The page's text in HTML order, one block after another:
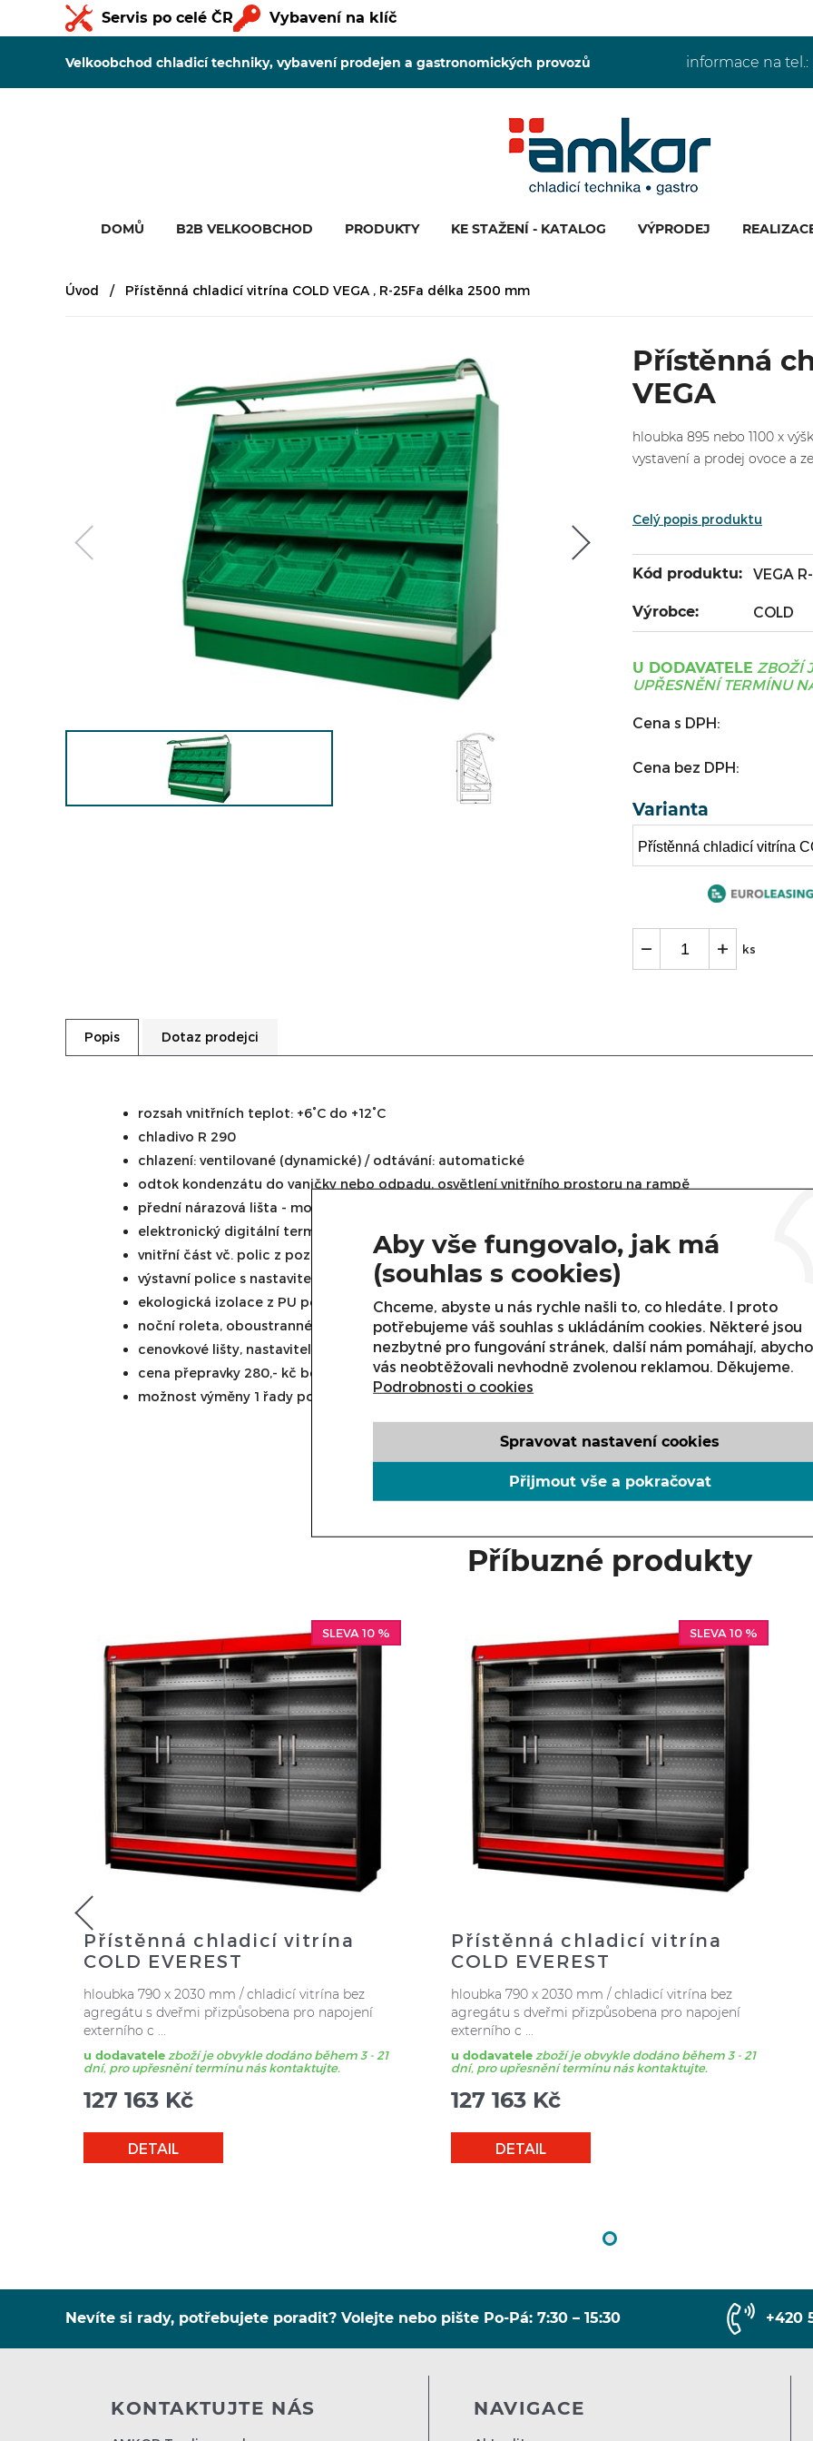
Servis po celé ČR Vybavení na klíč
Velkoobchod chladicí techniky, vybavení prodejen a gastronomických provozů informace na tel.:
DOMŮ B2B VELKOOBCHOD PRODUKTY KE STAŽENÍ - KATALOG VÝPRODEJ
Úvod Přístěnná chladicí vitrína COLD VEGA , R-25Fa délka 2500 mm
Přístěnná
VEGA
hloubka 895 nebo 1100 x
vystavení a prodej ovoce a
Celý popis produktu
Kód produktu: VEGA
Výrobce: COLD
U DODAVATELE ZBOŽÍ
UPŘESNĚNÍ TERMÍNU
Cena s DPH:
Cena bez DPH:
Varianta
ks
Popis Dotaz prodejci
rozsah vnitřních teplot: +6°C do +12°C
chladivo R 290
chlazení: ventilované (dynamické) / odtávání: automatické
odtok kondenzátu do vaničky nebo odpadu, osvětlení vnitřního prostoru na rampě
přední nárazová lišta - možnost výběru barvy (šedá, červená, červená)
elektronický digitální termostat s displejem
vnitřní část vč. polic z pozinkovaného plechu s nástřikem zelenou barvou
výstavní police s nastavitelnou výškou a úhlem zavěšení
ekologická izolace z PU pěny, bočnice plně (izolované)
noční roleta, oboustranné zrcadlo v bočnicích
cenovkové lišty, nastavitelné nožky
cena přepravky 280,- kč bez DPH /1ks
možnost výměny 1 řady polic za zrcadlo 560,- Kč bez DPH / 1bm
Příbuzné produkty
SLEVA 10 %
Přístěnná chladicí vitrína
COLD EVEREST
hloubka 790 x 2030 mm / chladicí vitrína bez
agregátu s dveřmi přizpůsobena pro napojení
externího c ...
u dodavatele zboží je obvykle dodáno během 3 - 21
dní, pro upřesnění termínu nás kontaktujte.
127 163 Kč
DETAIL
SLEVA 10 %
Přístěnná chladicí vitrína
COLD EVEREST
hloubka 790 x 2030 mm / chladicí vitrína bez
agregátu s dveřmi přizpůsobena pro napojení
externího c ...
u dodavatele zboží je obvykle dodáno během 3 - 21
dní, pro upřesnění termínu nás kontaktujte.
127 163 Kč
DETAIL
Nevíte si rady, potřebujete poradit? Volejte nebo pište Po-Pá: 7:30 – 15:30 +420
KONTAKTUJTE NÁS NAVIGACE
Aby vše fungovalo, jak má
(souhlas s cookies)
Chceme, abyste u nás rychle našli to, co hledáte. I proto
potřebujeme váš souhlas s ukládáním cookies. Některé jsou
nezbytné pro fungování stránek, další nám pomáhají,
vás neobtěžovali nevhodně zvolenou reklamou. Děkujeme.
Podrobnosti o cookies
Spravovat nastavení cookies
Přijmout vše a pokračovat